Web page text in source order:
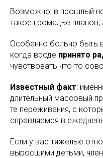
Возможно, в прошлый
такое громадье планов,
Особенно больно быть
когда вроде принято
чувствовать что-то
Известный факт:
длительный массовый
те переживания, с
справляемся в
Если у вас тяжелые
выросшими детьми,